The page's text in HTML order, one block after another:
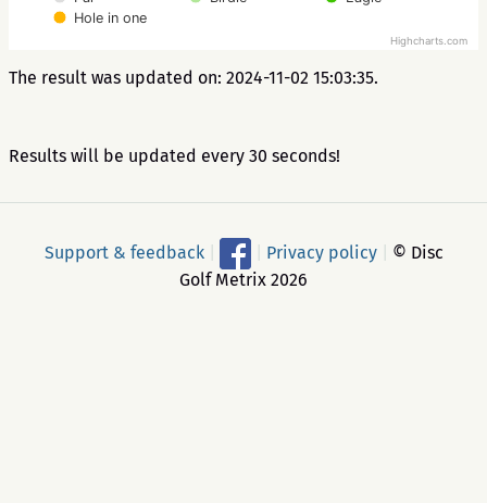
Hole in one
Highcharts.com
The result was updated on: 2024-11-02 15:03:35.
Results will be updated every 30 seconds!
Support & feedback Privacy policy
© Disc
Golf Metrix 2026